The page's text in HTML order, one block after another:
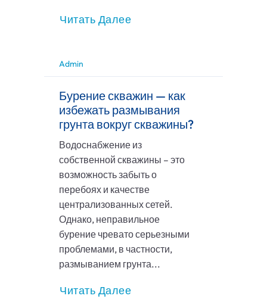
Читать Далее
Admin
Бурение скважин — как
избежать размывания
грунта вокруг скважины?
Водоснабжение из
собственной скважины – это
возможность забыть о
перебоях и качестве
централизованных сетей.
Однако, неправильное
бурение чревато серьезными
проблемами, в частности,
размыванием грунта...
Читать Далее